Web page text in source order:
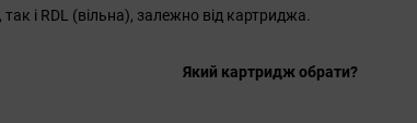
і RDL (вільна), залежно від картриджа.
Який картридж обрати?